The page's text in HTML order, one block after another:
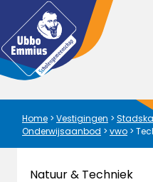
Home > Vestigingen >
Onderwijsaanbod > vwo >
Natuur & Techniek